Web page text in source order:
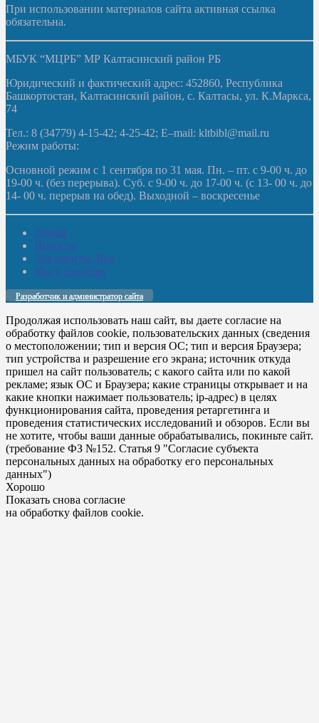
При использовании материалов сайта активная ссылка
обязательна.
МБУК “МЦРБ” МР Калтасинский район РБ
Юридический и фактический адрес: 452860, Республика
Башкортостан, Калтасинский район, с. Калтасы, ул. К.Маркса,
74
Тел.: 8 (34779) 4-15-42; 4-25-42; E–mail: kltbibl@mail.ru
Режим работы:
Основной режим с 1 сентября по 31 мая. Пн. – пт. с 9-00 ч. до
19-00 ч. (без перерыва). Суб. с 9-00 ч. до 17-00 ч. (с 13- 00 ч. до
14- 00 ч. перерыв на обед). Выходной – воскресенье
Домой
Новости
Документы. Все
Мы в соцсетях
Разработчик и администратор сайта
Продолжая использовать наш сайт, вы даете согласие на
обработку файлов cookie, пользовательских данных (сведения
о местоположении; тип и версия ОС; тип и версия Браузера;
тип устройства и разрешение его экрана; источник откуда
пришел на сайт пользователь; с какого сайта или по какой
рекламе; язык ОС и Браузера; какие страницы открывает и на
какие кнопки нажимает пользователь; ip-адрес) в целях
функционирования сайта, проведения ретаргетинга и
проведения статистических исследований и обзоров. Если вы
не хотите, чтобы ваши данные обрабатывались, покиньте сайт.
(требование ФЗ №152. Статья 9 "Согласие субъекта
персональных данных на обработку его персональных
данных")
Хорошо
Показать снова согласие
на обработку файлов cookie.